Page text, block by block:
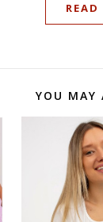
READ
YOU MAY